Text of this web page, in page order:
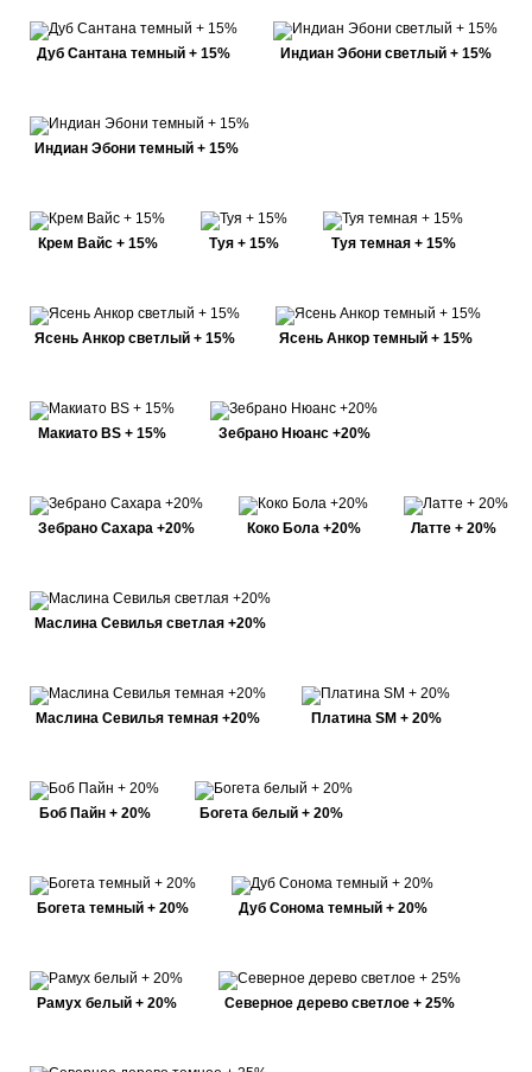
Дуб Сантана темный + 15% Индиан Эбони светлый + 15%
Индиан Эбони темный + 15%
Крем Вайс + 15% Туя + 15% Туя темная + 15%
Ясень Анкор светлый + 15% Ясень Анкор темный + 15%
Макиато BS + 15% Зебрано Нюанс +20%
Зебрано Сахара +20% Коко Бола +20% Латте + 20%
Маслина Севилья светлая +20%
Маслина Севилья темная +20% Платина SM + 20%
Боб Пайн + 20% Богета белый + 20%
Богета темный + 20% Дуб Сонома темный + 20%
Рамух белый + 20% Северное дерево светлое + 25%